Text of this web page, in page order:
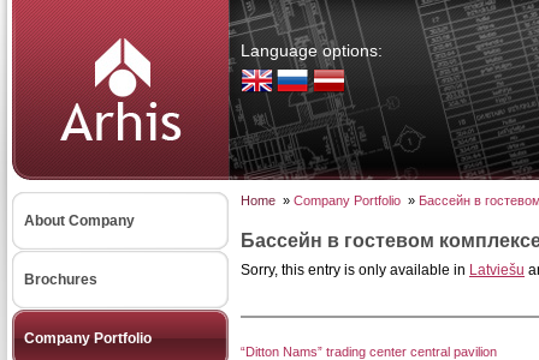
Language options:
About Company
Brochures
Company Portfolio
Home » Company Portfolio » Бассейн в
Бассейн в гостевом
Sorry, this entry is only available in Latviešu
“Ditton Nams” trading center central pavilion